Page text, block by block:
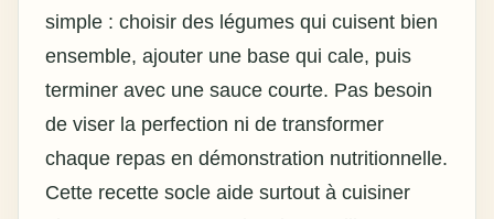
simple : choisir des légumes qui cuisent bien
ensemble, ajouter une base qui cale, puis
terminer avec une sauce courte. Pas besoin
de viser la perfection ni de transformer
chaque repas en démonstration nutritionnelle.
Cette recette socle aide surtout à cuisiner